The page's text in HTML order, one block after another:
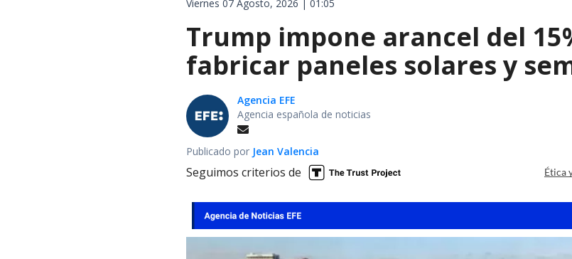
Viernes 07 Agosto, 2026 | 01:05
Trump impone arancel del
fabricar paneles solares y
Agencia EFE
Agencia española de noticias
Publicado por Jean Valencia
Seguimos criterios de Ética